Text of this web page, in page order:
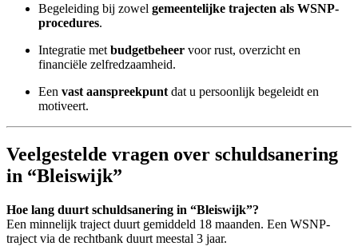
Begeleiding bij zowel gemeentelijke trajecten als WSNP-
procedures.
Integratie met budgetbeheer voor rust, overzicht en
financiële zelfredzaamheid.
Een vast aanspreekpunt dat u persoonlijk begeleidt en
motiveert.
Veelgestelde vragen over schuldsanering
in “Bleiswijk”
Hoe lang duurt schuldsanering in “Bleiswijk”?
Een minnelijk traject duurt gemiddeld 18 maanden. Een WSNP-
traject via de rechtbank duurt meestal 3 jaar.